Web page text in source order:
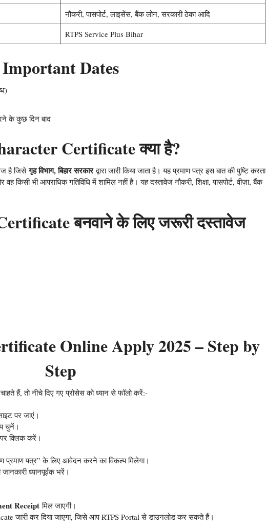
नौकरी, पासपोर्ट, लाइसेंस, बैंक लोन, सरकारी ठेका आदि
RTPS Service Plus Bihar
Important Dates
के कुछ दिन बाद
Certificate क्या है?
है जिसेगृह विभाग, बिहार सरकारद्वारा जारी किया जाता है। यह प्रमाण पत्र इस बात की पुष्टि करता
भी आपराधिक गतिविधि में शामिल नहीं है। यह दस्तावेज नौकरी, शिक्षा, पासपोर्ट, वीज़ा, बैंक
बनवाने के लिए जरूरी दस्तावेज
Online Apply 2025 – Step by
Step
हैं, तो नीचे दिए गए प्रोसेस को ध्यान से फॉलो करें:-
पर जाएं।
चुनें।
क्लिक करें।
पत्र” के लिए आवेदन करने का विकल्प मिलेगा।
ध्यानपूर्वक भरें।
Receipt मिल जाएगी।
जारी कर दिया जाएगा, जिसे आप RTPS Portal से डाउनलोड कर सकते हैं।